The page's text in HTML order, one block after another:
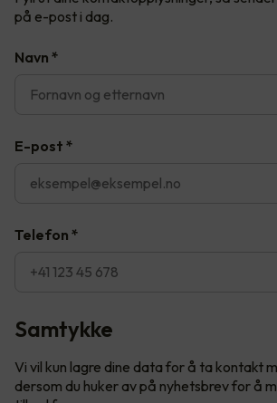
på e-post i dag.
Navn *
E-post *
Telefon *
Samtykke
Vi vil kun lagre dine data for å ta kontakt
dersom du huker av på nyhetsbrev for å